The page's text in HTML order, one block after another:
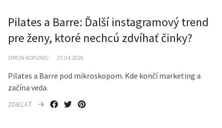
Pilates a Barre: Ďalší instagramový trend
pre ženy, ktoré nechcú zdvíhať činky?
SIMON KOPUNEC 27.04.2026
Pilates a Barre pod mikroskopom. Kde končí marketing a
začína veda.
ZDIEĽAŤ